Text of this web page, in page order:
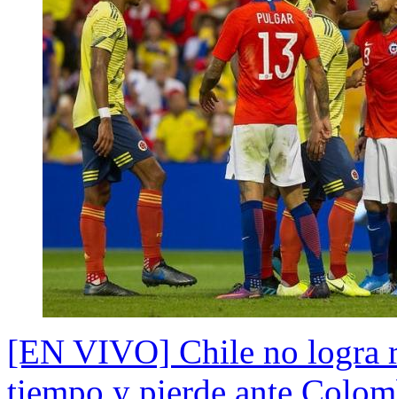
[EN VIVO] Chile no logra
tiempo y pierde ante